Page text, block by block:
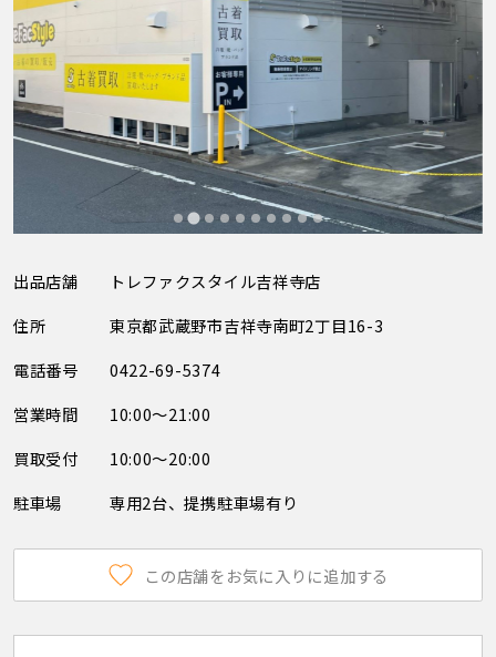
出品店舗
トレファクスタイル吉祥寺店
住所
東京都武蔵野市吉祥寺南町2丁目16-3
電話番号
0422-69-5374
営業時間
10:00～21:00
買取受付
10:00～20:00
駐車場
専用2台、提携駐車場有り
この店舗をお気に入りに追加する